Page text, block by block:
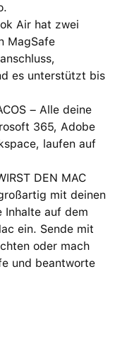
Air hat zwei
MagSafe
es unterstützt bis
– Alle deine
365, Adobe
laufen auf
DEN MAC
mit deinen
Inhalte auf dem
ein. Sende mit
oder mach
und beantworte